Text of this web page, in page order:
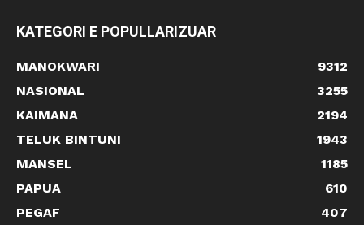
KATEGORI E POPULLARIZUAR
MANOKWARI
9312
NASIONAL
3255
KAIMANA
2194
TELUK BINTUNI
1943
MANSEL
1185
PAPUA
610
PEGAF
407